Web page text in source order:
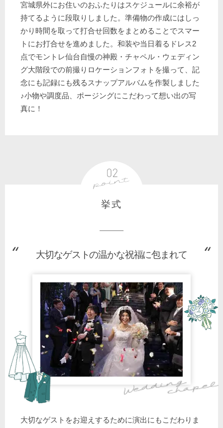
宮城県外にお住いのおふたりはスケジュールに余裕が
持てるように段取りしました。準備物の作成にはしっ
かり時間を取って打合せ回数をまとめることでスマー
トにお打合せを進めました。和装や当日着るドレス2
点でモントレ仙台自慢の神殿・チャペル・ウェディン
グ大階段での前撮りロケーションフォトを撮って、記
念にも記録にも残るスナップアルバムを作製しました
♪小物や調度品、ポージングにこだわって想い出の写
真に！
挙式
大切なゲストの温かな祝福に包まれて
大切なゲストをお迎えするために演出にもこだわりま